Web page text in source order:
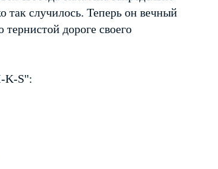
случилось. Теперь он вечный
дороге своего
K-S":